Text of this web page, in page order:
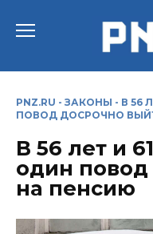
PNZ.RU - ЗАКОНЫ - В 56
ПОВОД ДОСРОЧНО
В 56 лет и
один
на пенсию